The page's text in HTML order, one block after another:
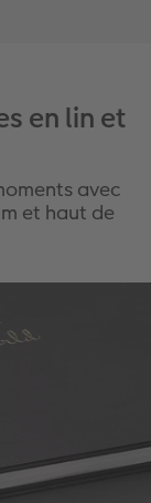
en lin et
avec
et haut de